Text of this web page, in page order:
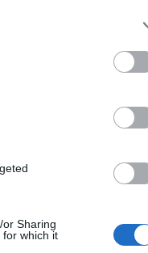
Sharing
which it
spol. s r.o.